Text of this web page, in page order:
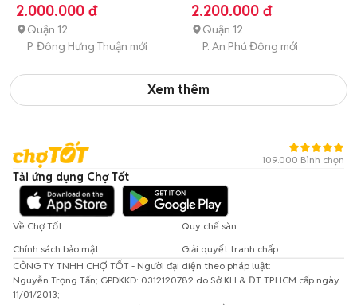
1 năm tuổi)
2.000.000 đ
Quận 12
P. Đông Hưng Thuận mới
tháng tuổi)
2.200.000 đ
Quận 12
P. An Phú Đông mới
Xem thêm
109.000 Bình chọn
Tải ứng dụng Chợ Tốt
Về Chợ Tốt
Quy chế sàn
Chính sách bảo mật
Giải quyết tranh chấp
CÔNG TY TNHH CHỢ TỐT - Người đại diện theo pháp luật:
Nguyễn Trọng Tấn; GPDKKD: 0312120782 do Sở KH & ĐT TP.HCM cấp ngày
11/01/2013;